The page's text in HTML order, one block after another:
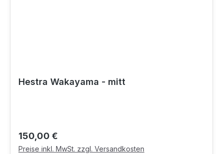
Hestra Wakayama - mitt
Regulärer Preis:
150,00 €
Preise inkl. MwSt. zzgl. Versandkosten